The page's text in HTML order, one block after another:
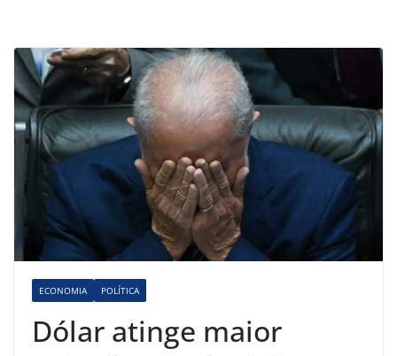
ECONOMIA POLÍTICA
Dólar atinge maior